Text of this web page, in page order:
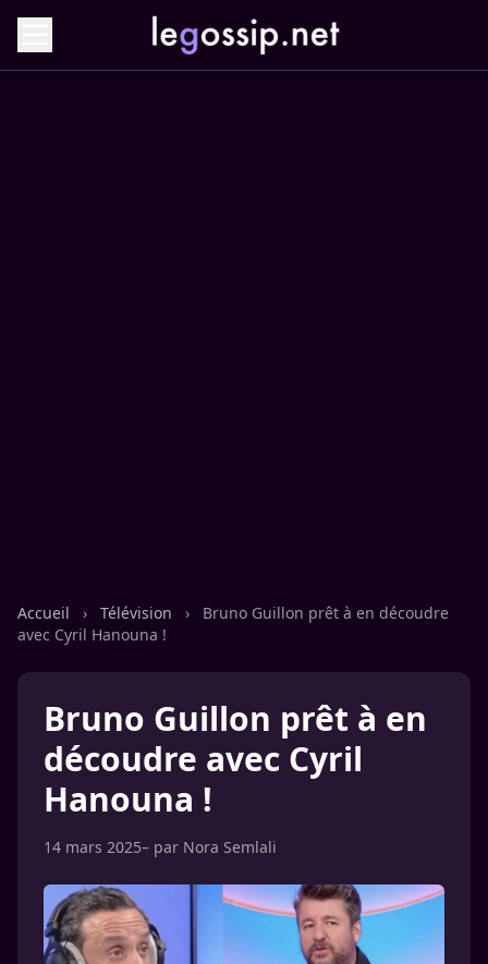
Accueil › Télévision ›
Bruno Guillon prêt à en découdre
avec Cyril Hanouna !
Bruno Guillon prêt à en
découdre avec Cyril
Hanouna !
14 mars 2025– par Nora Semlali